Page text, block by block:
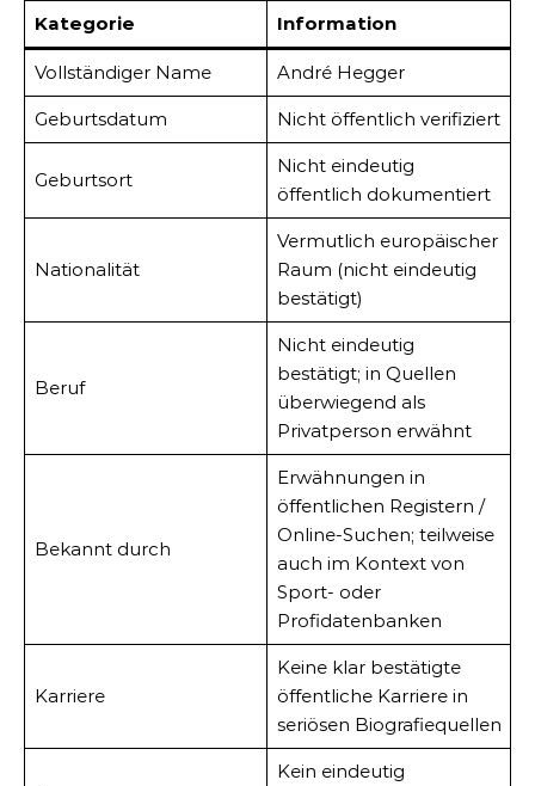
Kategorie Information
Vollständiger Name André Hegger
Geburtsdatum Nicht öffentlich verifiziert
Geburtsort
Nicht eindeutig
öffentlich dokumentiert
Nationalität
Vermutlich europäischer
Raum (nicht eindeutig
bestätigt)
Beruf
Nicht eindeutig
bestätigt; in Quellen
überwiegend als
Privatperson erwähnt
Bekannt durch
Erwähnungen in
öffentlichen Registern /
Online-Suchen; teilweise
auch im Kontext von
Sport- oder
Profidatenbanken
Karriere
Keine klar bestätigte
öffentliche Karriere in
seriösen Biografiequellen
Kein eindeutig